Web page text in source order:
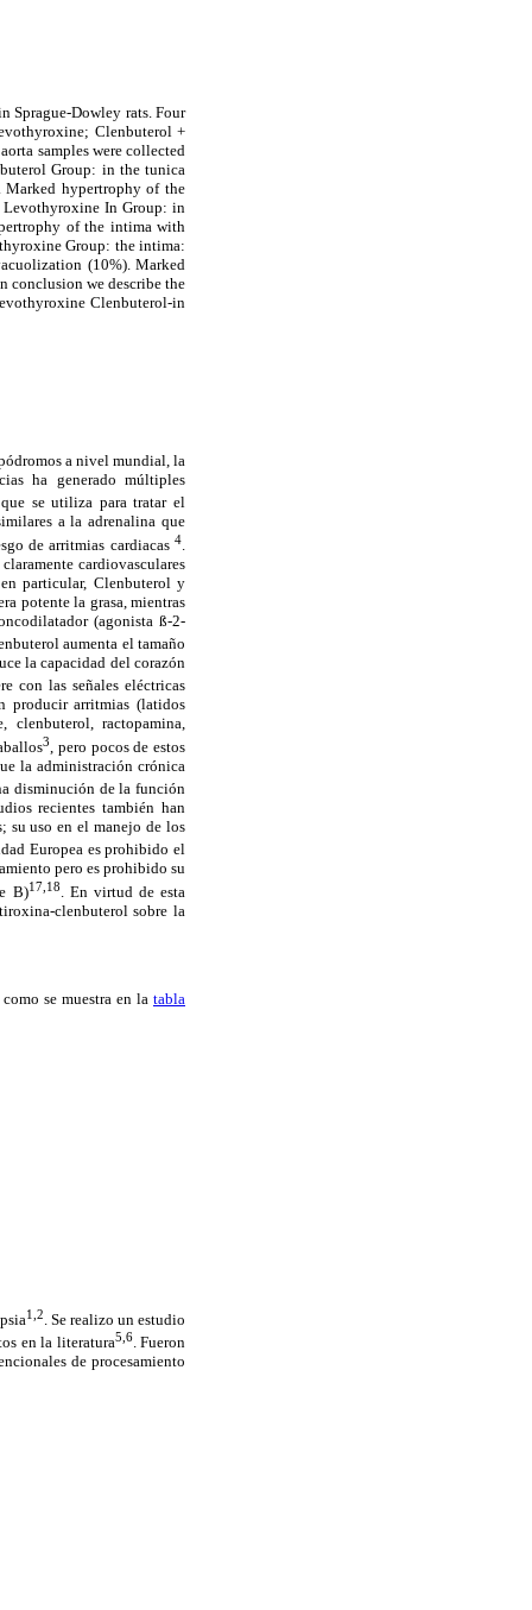
Sprague-Dowley rats. Four
Clenbuterol +
samples were collected
Group: in the tunica
Marked hypertrophy of the
Levothyroxine In Group: in
of the intima with
Group: the intima:
(10%). Marked
conclusion we describe the
Clenbuterol-in
a nivel mundial, la
ha generado múltiples
se utiliza para tratar el
a la adrenalina que
de arritmias cardiacas 4
cardiovasculares
particular, Clenbuterol y
potente la grasa, mientras
(agonista ß-2-
aumenta el tamaño
la capacidad del corazón
con las señales eléctricas
producir arritmias (latidos
clenbuterol, ractopamina,
3
, pero pocos de estos
la administración crónica
disminución de la función
recientes también han
su uso en el manejo de los
Europea es prohibido el
pero es prohibido su
B)17,18
. En virtud de esta
clenbuterol sobre la
se muestra en la tabla
1,2 . Se realizo un estudio
en la literatura5,6. Fueron
de procesamiento